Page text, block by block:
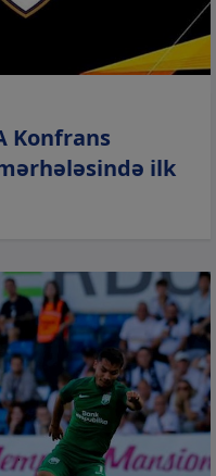
Konfrans
ilk